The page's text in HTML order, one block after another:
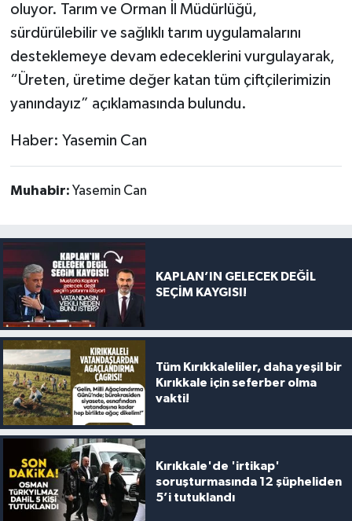
oluyor. Tarım ve Orman İl Müdürlüğü,
sürdürülebilir ve sağlıklı tarım uygulamalarını
desteklemeye devam edeceklerini vurgulayarak,
“Üreten, üretime değer katan tüm çiftçilerimizin
yanındayız” açıklamasında bulundu.
Haber: Yasemin Can
Muhabir: Yasemin Can
KAPLAN’IN GELECEK DEĞİL
SEÇİM KAYGISI!
Tüm Kırıkkaleliler, daha yeşil bir
Kırıkkale için seferber olma
vakti!
Kırıkkale'de 'irtikap'
soruşturmasında 12 şüpheliden
5’i tutuklandı